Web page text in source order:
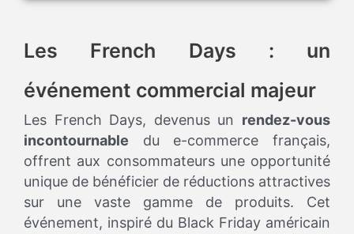
Les French Days : un
événement commercial majeur
Les French Days, devenus un rendez-vous
incontournable du e-commerce français,
offrent aux consommateurs une opportunité
unique de bénéficier de réductions attractives
sur une vaste gamme de produits. Cet
événement, inspiré du Black Friday américain